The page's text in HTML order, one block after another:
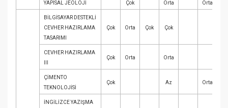
YAPISAL JEOLOJİ Çok Orta Orta
BİLGİSAYAR DESTEKLİ
CEVHER HAZIRLAMA
TASARIMI
Çok Orta Çok Çok
CEVHER HAZIRLAMA
Çok Orta Orta
ÇİMENTO
TEKNOLOJİSİ
Çok Az Orta
İNGİLİZCE YAZIŞMA